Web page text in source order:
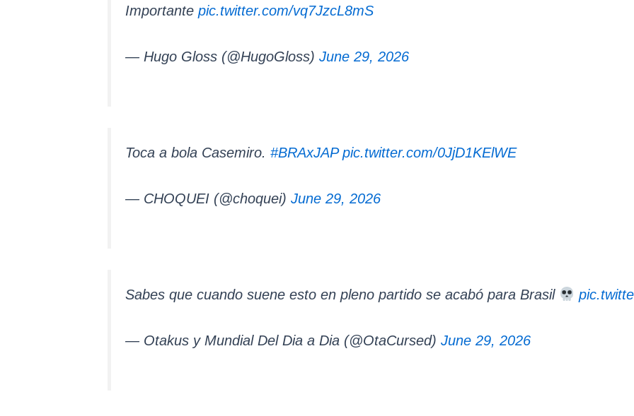
Importante pic.twitter.com/vq7JzcL8mS
— Hugo Gloss (@HugoGloss) June 29, 2026
Toca a bola Casemiro. #BRAxJAP pic.twitter.com/0JjD1KElWE
— CHOQUEI (@choquei) June 29, 2026
Sabes que cuando suene esto en pleno partido se acabó para Brasil
— Otakus y Mundial Del Dia a Dia (@OtaCursed) June 29, 2026